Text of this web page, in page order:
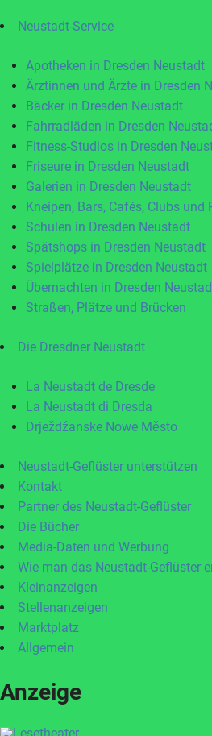
Neustadt-Service
Apotheken in Dresden Neustadt
Ärztinnen und Ärzte in Dresden
Bäcker in Dresden Neustadt
Fahrradläden in Dresden
Fitness-Studios in Dresden
Friseure in Dresden Neustadt
Galerien in Dresden Neustadt
Kneipen, Bars, Cafés, Clubs
Schulen in Dresden Neustadt
Spätshops in Dresden Neustadt
Spielplätze in Dresden Neustadt
Übernachten in Dresden
Straßen, Plätze und Brücken
Die Dresdner Neustadt
La Neustadt de Dresde
La Neustadt di Dresda
Drježdźanske Nowe Město
Neustadt-Geflüster unterstützen
Kontakt
Partner des Neustadt-Geflüster
Die Bücher
Media-Daten und Werbung
Wie man das Neustadt-Geflüster
Kleinanzeigen
Stellenanzeigen
Marktplatz
Allgemein
Anzeige